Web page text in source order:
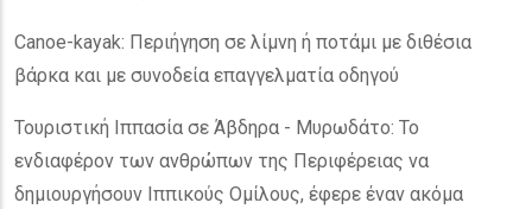
Canoe-kayak: Περιήγηση σε λίμνη ή ποτάμι με διθέσια
βάρκα και με συνοδεία επαγγελματία οδηγού
Τουριστική Ιππασία σε Άβδηρα - Μυρωδάτο: Το
ενδιαφέρον των ανθρώπων της Περιφέρειας να
δημιουργήσουν Ιππικούς Ομίλους, έφερε έναν ακόμα